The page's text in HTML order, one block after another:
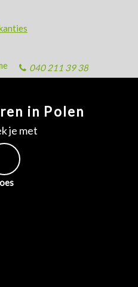
040 211 39 38
in Polen
je met